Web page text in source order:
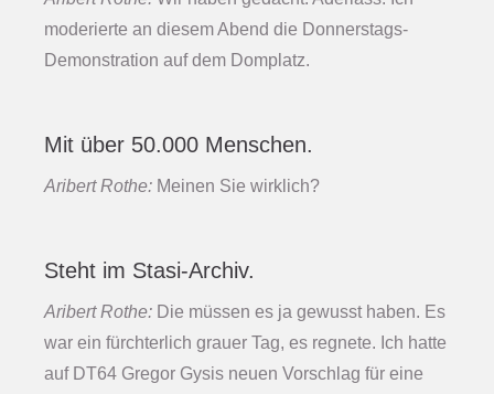
moderierte an diesem Abend die Donnerstags-
Demonstration auf dem Domplatz.
Mit über 50.000 Menschen.
Aribert Rothe: Meinen Sie wirklich?
Steht im Stasi-Archiv.
Aribert Rothe: Die müssen es ja gewusst haben. Es
war ein fürchterlich grauer Tag, es regnete. Ich hatte
auf DT64 Gregor Gysis neuen Vorschlag für eine